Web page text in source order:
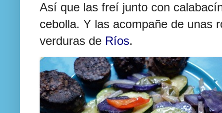
Así que las freí junto con
cebolla. Y las acompañe de unas
verduras de Ríos.